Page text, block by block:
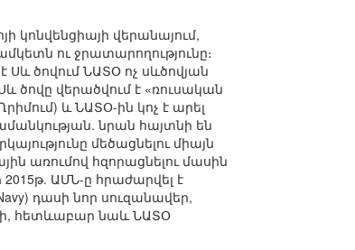
կոնվենցիայի վերանայում,
ու ջրատարողությունը։
ծովում ՆԱՏՕ ոչ սևծովյան
ծովը վերածվում է «ռուսական
և ՆԱՏՕ-ին կոչ է արել
նրան հայտնի են
մեծացնելու միայն
առումով հզորացնելու մասին
ԱՄՆ-ը հրաժարվել է
դասի նոր սուզանավեր,
հետևաբար նաև ՆԱՏՕ